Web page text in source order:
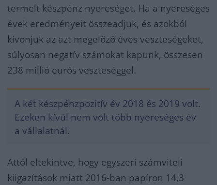
termelt készpénz nyereséget. Ha a nyereséges
évek eredményeit összeadjuk, és azokból
kivonjuk az azt megelőző éves veszteségeket,
súlyosan negatív számokat kapunk, összesen
238 millió eurós veszteséggel.
A két készpénzpozitív év 2018 és 2019 volt.
Ezeken kívül nem volt több nyereséges év
a vállalatnál.
Attól eltekintve, hogy egyszeri számviteli
kiigazítások miatt 2016-ban papíron 14,3